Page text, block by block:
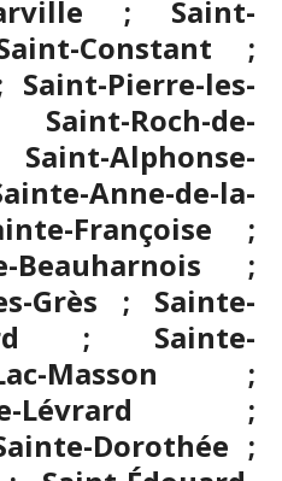
; Saint-
Constant ;
Pierre-les-
Roch-de-
Alphonse-
Anne-de-la-
Françoise ;
Beauharnois ;
Grès ; Sainte-
; Sainte-
Lac-Masson ;
de-Lévrard ;
Dorothée ;